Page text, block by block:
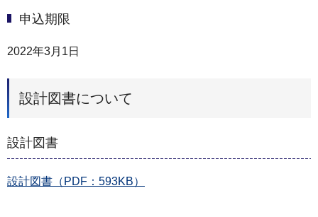
申込期限
2022年3月1日
設計図書について
設計図書
設計図書（PDF：593KB）